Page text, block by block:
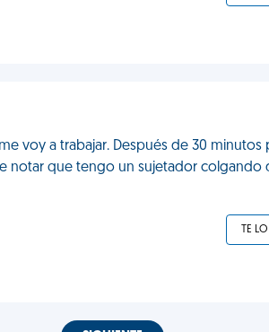
voy a trabajar. Después de 30
notar que tengo un sujetador colgando
TE